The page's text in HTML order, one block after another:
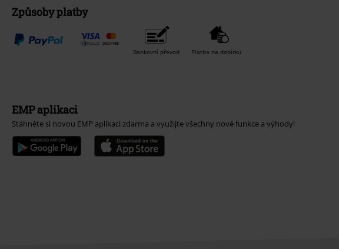
Způsoby platby
Bankovní převod Platba na dobírku
EMP aplikaci
Stáhněte si novou EMP aplikaci zdarma a využijte všechny nové funkce a výhody!